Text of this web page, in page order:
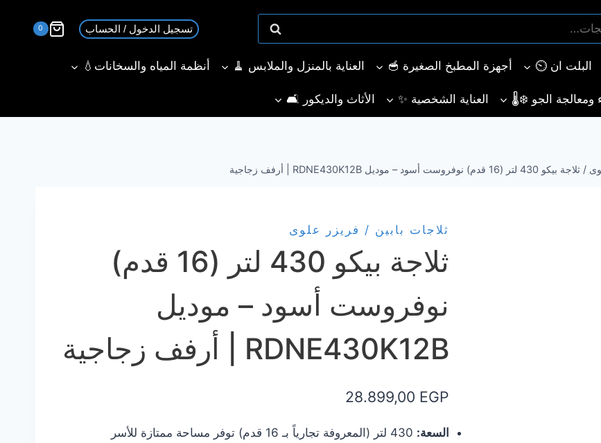
تسجيل الدخول / الحساب 0
البلت ان ⏲️ أجهزة المطبخ الصغيرة 🥣 العناية بالمنزل والملابس 🧹 أنظمة المياه والسخانات💧
ومعالجة الجو ❄️🌡️ العناية الشخصية ✨ الأثاث والديكور 🛋️
/ ثلاجة بيكو 430 لتر (16 قدم) نوفروست أسود – موديل RDNE430K12B | أرفف زجاجية
ثلاجات بابين / فريزر علوى
ثلاجة بيكو 430 لتر (16 قدم)
نوفروست أسود – موديل
RDNE430K12B | أرفف زجاجية
28.899,00 EGP
السعة:
430 لتر (المعروفة تجارياً بـ 16 قدم) توفر مساحة ممتازة للأسر